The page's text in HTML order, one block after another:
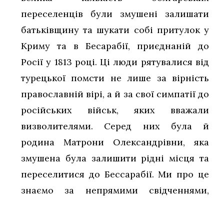
переселенців були змушені залишати
батьківщину та шукати собі притулок у
Криму та в Бесарабії, приєднаній до
Росії у 1813 році. Ці люди рятувалися від
турецької помсти не лише за вірність
православній вірі, а й за свої симпатії до
російських військ, яких вважали
визволителями. Серед них була й
родина Матрони Олександрівни, яка
змушена була залишити рідні місця та
переселитися до Бессарабії. Ми про це
знаємо за непрямими свідченнями,